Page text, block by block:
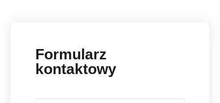
Formularz
kontaktowy